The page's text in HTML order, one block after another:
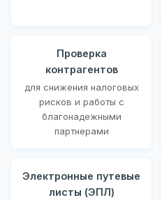
Проверка
контрагентов
для снижения налоговых
рисков и работы с
благонадежными
партнерами
Электронные путевые
листы (ЭПЛ)